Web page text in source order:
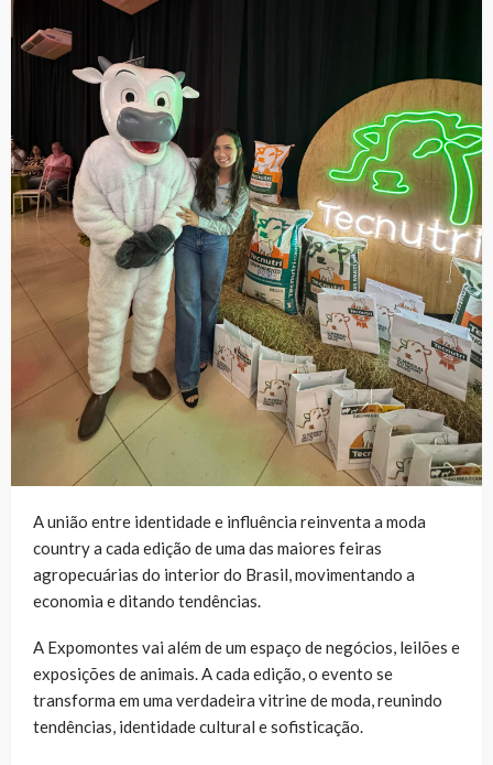
A união entre identidade e influência reinventa a moda
country a cada edição de uma das maiores feiras
agropecuárias do interior do Brasil, movimentando a
economia e ditando tendências.
A Expomontes vai além de um espaço de negócios, leilões e
exposições de animais. A cada edição, o evento se
transforma em uma verdadeira vitrine de moda, reunindo
tendências, identidade cultural e sofisticação.